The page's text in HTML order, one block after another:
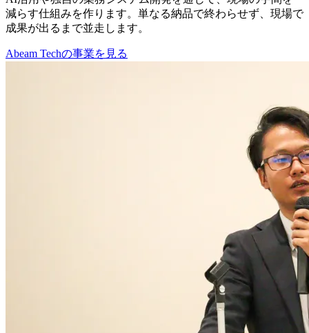
減らす仕組みを作ります。単なる納品で終わらせず、現場で
成果が出るまで並走します。
Abeam Techの事業を見る